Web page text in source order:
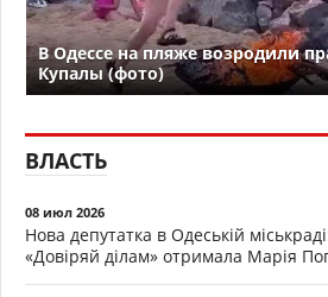
В Одессе на пляже возродили
Купалы (фото)
ВЛАСТЬ
08 июл 2026
Нова депутатка в Одеській
«Довіряй ділам» отримала Марія